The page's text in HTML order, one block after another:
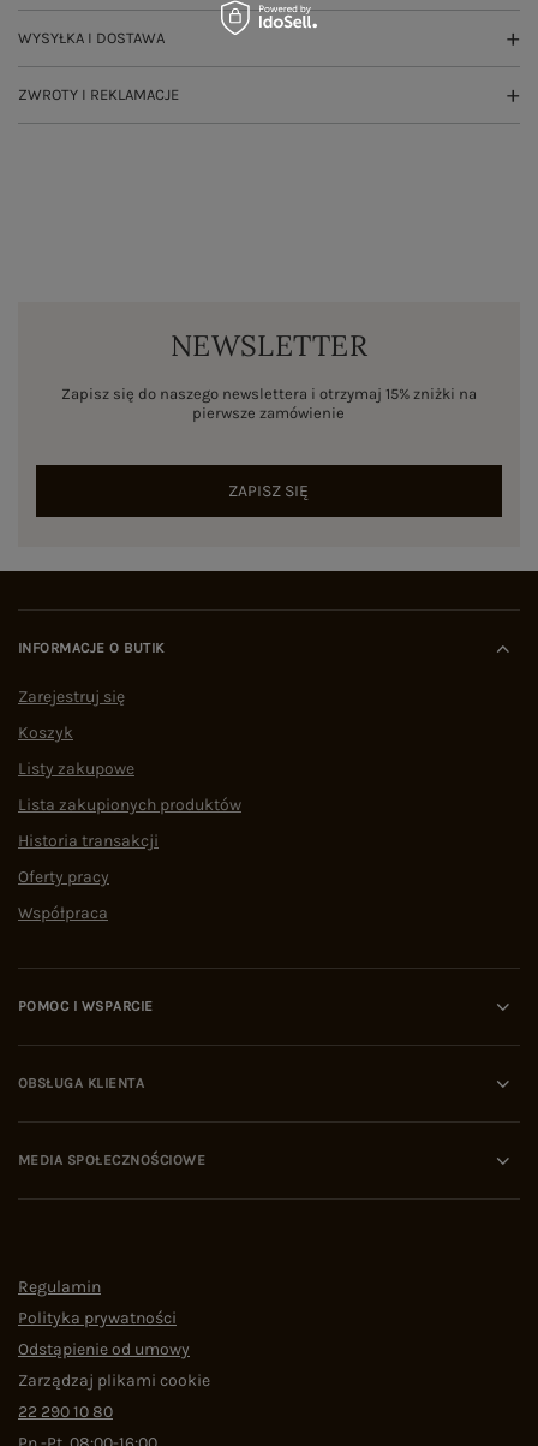
WYSYŁKA I DOSTAWA
ZWROTY I REKLAMACJE
NEWSLETTER
Zapisz się do naszego newslettera i otrzymaj 15% zniżki na
pierwsze zamówienie
ZAPISZ SIĘ
INFORMACJE O BUTIK
Zarejestruj się
Koszyk
Listy zakupowe
Lista zakupionych produktów
Historia transakcji
Oferty pracy
Współpraca
POMOC I WSPARCIE
OBSŁUGA KLIENTA
MEDIA SPOŁECZNOŚCIOWE
Regulamin
Polityka prywatności
Odstąpienie od umowy
Zarządzaj plikami cookie
22 290 10 80